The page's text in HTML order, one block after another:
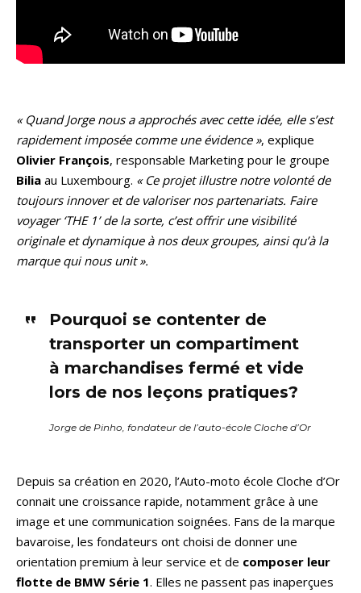
« Quand Jorge nous a approchés avec cette idée, elle s’est
rapidement imposée comme une évidence », explique
Olivier François, responsable Marketing pour le groupe
Bilia au Luxembourg. « Ce projet illustre notre volonté de
toujours innover et de valoriser nos partenariats. Faire
voyager ‘THE 1’ de la sorte, c’est offrir une visibilité
originale et dynamique à nos deux groupes, ainsi qu’à la
marque qui nous unit ».
Pourquoi se contenter de
transporter un compartiment
à marchandises fermé et vide
lors de nos leçons pratiques?
Jorge de Pinho, fondateur de l’auto-école Cloche d’Or
Depuis sa création en 2020, l’Auto-moto école Cloche d’Or
connait une croissance rapide, notamment grâce à une
image et une communication soignées. Fans de la marque
bavaroise, les fondateurs ont choisi de donner une
orientation premium à leur service et de composer leur
flotte de BMW Série 1. Elles ne passent pas inaperçues